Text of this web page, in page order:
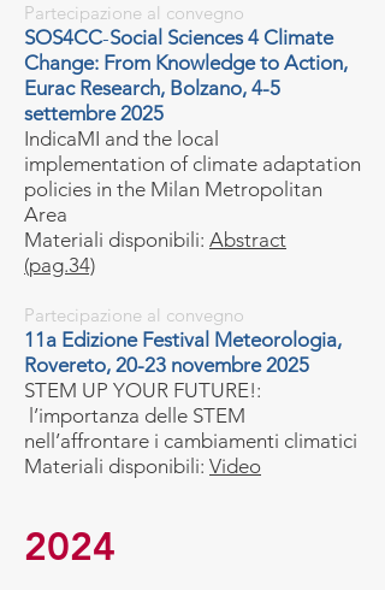
Partecipazione al convegno
SOS4CC-Social Sciences 4 Climate
Change: From Knowledge to Action,
Eurac Research, Bolzano, 4-5
settembre 2025
IndicaMI and the local
implementation of climate adaptation
policies in the Milan Metropolitan
Area
Materiali disponibili: Abstract
(pag.34)
Partecipazione al convegno
11a Edizione Festival Meteorologia,
Rovereto, 20-23 novembre 2025
STEM UP YOUR FUTURE!:
l’importanza delle STEM
nell’affrontare i cambiamenti climatici
Materiali disponibili: Video
2024